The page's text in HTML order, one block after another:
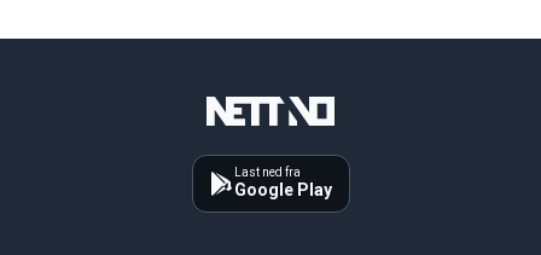
Last ned fra
Google Play